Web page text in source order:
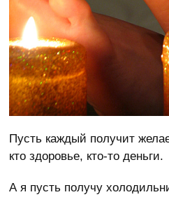
Пусть каждый получит
кто здоровье, кто-то деньги.
А я пусть получу